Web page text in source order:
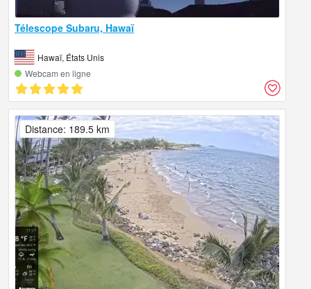
Télescope Subaru, Hawaï
Hawaï, États Unis
Webcam en ligne
Distance: 189.5 km